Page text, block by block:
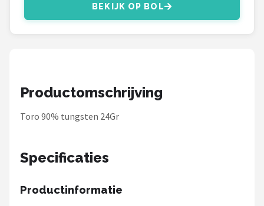
KOTO
BEKIJK OP BOL
Productomschrijving
Toro 90% tungsten 24Gr
Specificaties
Productinformatie